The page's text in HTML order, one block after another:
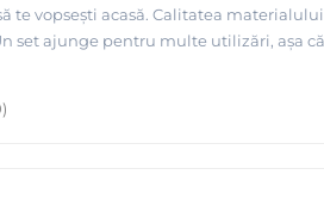
te vopsești acasă. Calitatea
set ajunge pentru multe utilizări, așa
)